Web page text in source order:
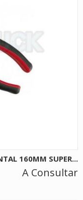
160MM SUPER...
A Consultar